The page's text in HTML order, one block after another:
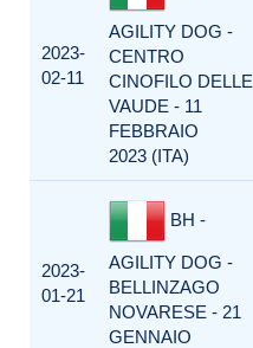
2023-
02-11
AGILITY DOG -
CENTRO
CINOFILO DELLE
VAUDE - 11
FEBBRAIO
2023 (ITA)
2023-
01-21
BH -
AGILITY DOG -
BELLINZAGO
NOVARESE - 21
GENNAIO